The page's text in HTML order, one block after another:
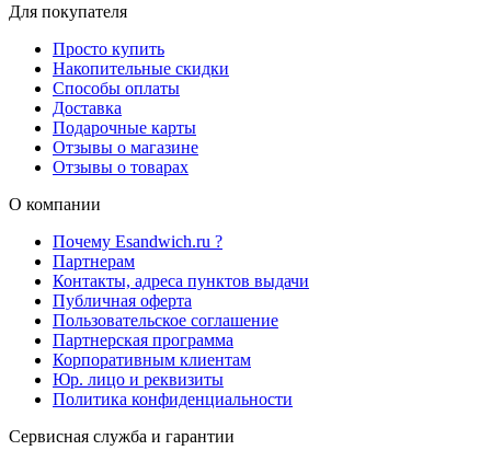
Для покупателя
Просто купить
Накопительные скидки
Способы оплаты
Доставка
Подарочные карты
Отзывы о магазине
Отзывы о товарах
О компании
Почему Esandwich.ru ?
Партнерам
Контакты, адреса пунктов выдачи
Публичная оферта
Пользовательское соглашение
Партнерская программа
Корпоративным клиентам
Юр. лицо и реквизиты
Политика конфиденциальности
Сервисная служба и гарантии